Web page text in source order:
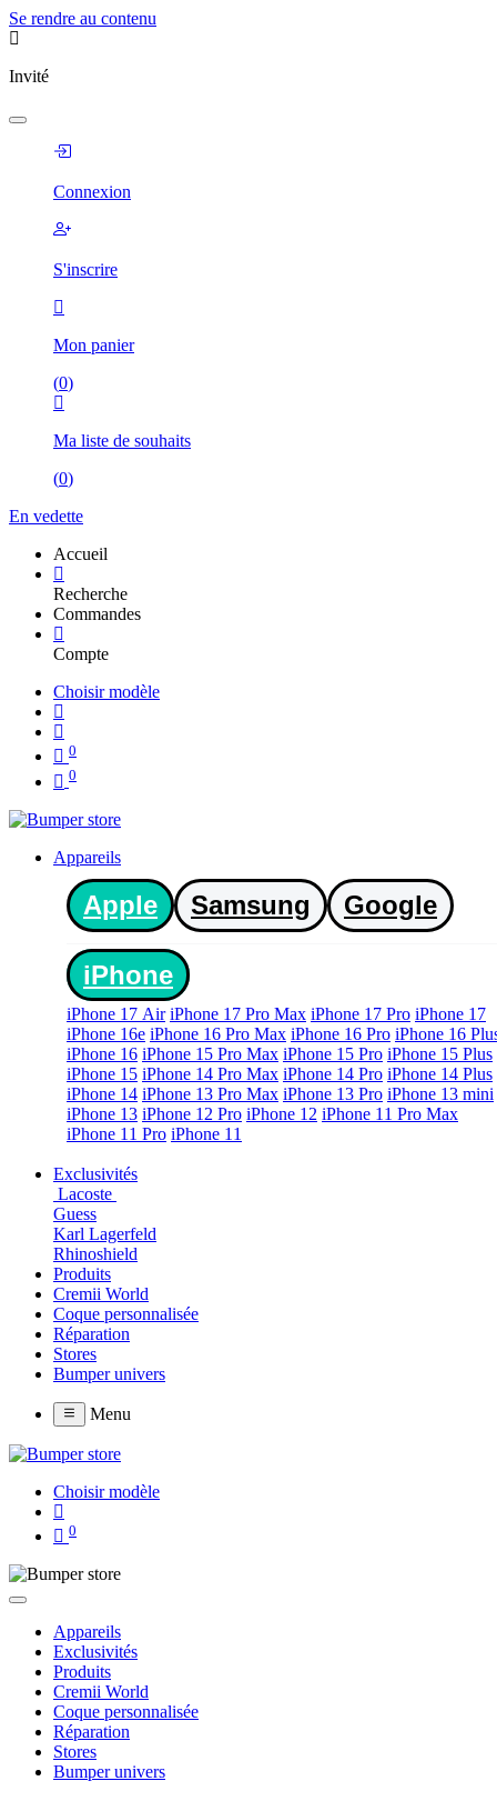
Se rendre au contenu
Invité
Connexion
S'inscrire
Mon panier
(0)
Ma liste de souhaits
(0)
En vedette
Accueil
Recherche
Commandes
Compte
Choisir modèle
0
0
Appareils
Apple Samsung Google
iPhone
iPhone 17 Air iPhone 17 Pro Max iPhone 17 Pro iPhone 17
iPhone 16e iPhone 16 Pro Max iPhone 16 Pro iPhone 16
iPhone 16 iPhone 15 Pro Max iPhone 15 Pro iPhone 15 Plus
iPhone 15 iPhone 14 Pro Max iPhone 14 Pro iPhone 14 Plus
iPhone 14 iPhone 13 Pro Max iPhone 13 Pro iPhone 13 mini
iPhone 13 iPhone 12 Pro iPhone 12 iPhone 11 Pro Max
iPhone 11 Pro iPhone 11
Exclusivités
Lacoste
Guess
Karl Lagerfeld
Rhinoshield
Produits
Cremii World
Coque personnalisée
Réparation
Stores
Bumper univers
Menu
Choisir modèle
0
Appareils
Exclusivités
Produits
Cremii World
Coque personnalisée
Réparation
Stores
Bumper univers